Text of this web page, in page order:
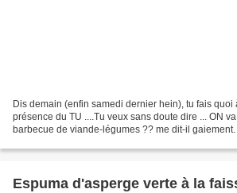
Dis demain (enfin samedi dernier hein), tu fais
présence du TU ....Tu veux sans doute dire ... ON
barbecue de viande-légumes ?? me dit-il
Espuma d'asperge verte à la